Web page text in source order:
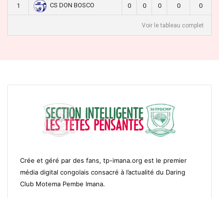
1 CS DON BOSCO 0 0 0 0 0
Voir le tableau complet
Crée et géré par des fans, tp-imana.org est le premier
média digital congolais consacré à l’actualité du Daring
Club Motema Pembe Imana.